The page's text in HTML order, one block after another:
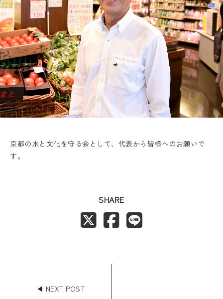
京都の水と文化を守る会として、代表から皆様へのお願いで
す。
SHARE
◀︎ NEXT POST